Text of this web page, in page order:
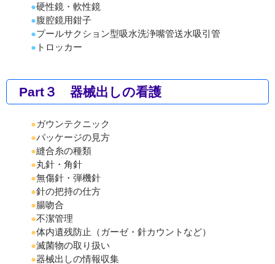
●硬性鏡・軟性鏡
●腹腔鏡用鉗子
●プールサクション型吸水洗浄嘴管送水吸引管
● トロッカー
Part３ 器械出しの看護
●ガウンテクニック
●パッケージの見方
●縫合糸の種類
●丸針・角針
●無傷針・弾機針
●針の把持の仕方
●腸吻合
●不潔管理
●体内遺残防止（ガーゼ・針カウントなど）
●滅菌物の取り扱い
●器械出しの情報収集